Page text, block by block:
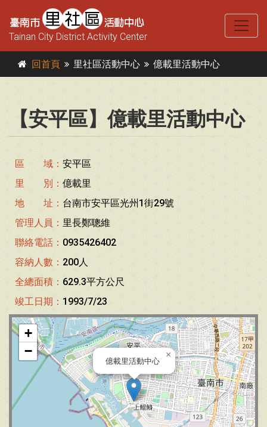
Tainan City District Activity Center
回首頁 里社區活動中心 億載里活動中心
【安平區】億載里活動中心
區 域： 安平區
里 別： 億載里
地 址： 台南市安平區光州1街29號
管理人員： 里長鄭聰維
聯絡電話： 0935426402
容納人數： 200人
全總面積： 629.3平方公尺
竣工日期： 1993/7/23
億載里活動中心
×
+
−